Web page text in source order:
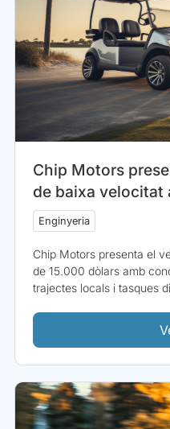
Chip Motors
de baixa velocitat
Enginyeria
Chip Motors presenta el
de 15.000 dòlars amb
trajectes locals i tasques